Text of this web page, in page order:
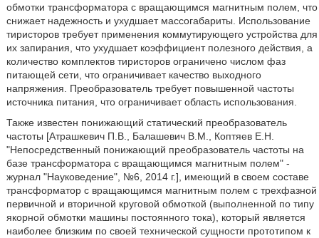
обмотки трансформатора с вращающимся магнитным полем, что
снижает надежность и ухудшает массогабариты. Использование
тиристоров требует применения коммутирующего устройства для
их запирания, что ухудшает коэффициент полезного действия, а
количество комплектов тиристоров ограничено числом фаз
питающей сети, что ограничивает качество выходного
напряжения. Преобразователь требует повышенной частоты
источника питания, что ограничивает область использования.
Также известен понижающий статический преобразователь
частоты [Атрашкевич П.В., Балашевич В.М., Коптяев Е.Н.
"Непосредственный понижающий преобразователь частоты на
базе трансформатора с вращающимся магнитным полем" -
журнал "Науковедение", №6, 2014 г.], имеющий в своем составе
трансформатор с вращающимся магнитным полем с трехфазной
первичной и вторичной круговой обмоткой (выполненной по типу
якорной обмотки машины постоянного тока), который является
наиболее близким по своей технической сущности прототипом к